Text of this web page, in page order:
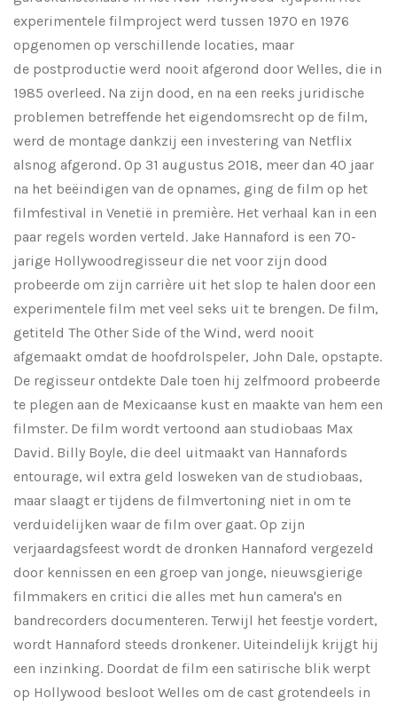
experimentele filmproject werd tussen 1970 en 1976
opgenomen op verschillende locaties, maar
de postproductie werd nooit afgerond door Welles, die in
1985 overleed. Na zijn dood, en na een reeks juridische
problemen betreffende het eigendomsrecht op de film,
werd de montage dankzij een investering van Netflix
alsnog afgerond. Op 31 augustus 2018, meer dan 40 jaar
na het beëindigen van de opnames, ging de film op het
filmfestival in Venetië in première. Het verhaal kan in een
paar regels worden verteld. Jake Hannaford is een 70-
jarige Hollywoodregisseur die net voor zijn dood
probeerde om zijn carrière uit het slop te halen door een
experimentele film met veel seks uit te brengen. De film,
getiteld The Other Side of the Wind, werd nooit
afgemaakt omdat de hoofdrolspeler, John Dale, opstapte.
De regisseur ontdekte Dale toen hij zelfmoord probeerde
te plegen aan de Mexicaanse kust en maakte van hem een
filmster. De film wordt vertoond aan studiobaas Max
David. Billy Boyle, die deel uitmaakt van Hannafords
entourage, wil extra geld losweken van de studiobaas,
maar slaagt er tijdens de filmvertoning niet in om te
verduidelijken waar de film over gaat. Op zijn
verjaardagsfeest wordt de dronken Hannaford vergezeld
door kennissen en een groep van jonge, nieuwsgierige
filmmakers en critici die alles met hun camera's en
bandrecorders documenteren. Terwijl het feestje vordert,
wordt Hannaford steeds dronkener. Uiteindelijk krijgt hij
een inzinking. Doordat de film een satirische blik werpt
op Hollywood besloot Welles om de cast grotendeels in